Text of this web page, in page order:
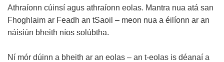
Athraíonn cúinsí agus athraíonn eolas. Mantra nua atá san
Fhoghlaim ar Feadh an tSaoil – meon nua a éilíonn ar an
náisiún bheith níos solúbtha.
Ní mór dúinn a bheith ar an eolas – an t-eolas is déanaí a